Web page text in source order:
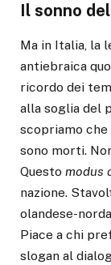
Il sonno
Ma in Italia, la
antiebraica
ricordo dei
alla soglia del
scopriamo
sono morti.
Questo modus
nazione.
olandese-
Piace a chi
slogan al